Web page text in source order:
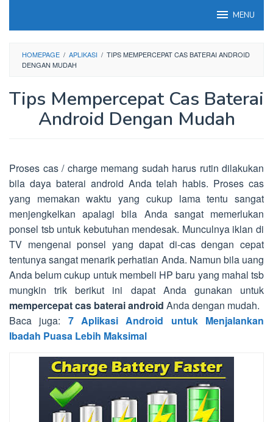
MENU
HOMEPAGE / APLIKASI / TIPS MEMPERCEPAT CAS BATERAI ANDROID
DENGAN MUDAH
Tips Mempercepat Cas Baterai
Android Dengan Mudah
Proses cas / charge memang sudah harus rutin dilakukan
bila daya baterai android Anda telah habis. Proses cas
yang memakan waktu yang cukup lama tentu sangat
menjengkelkan apalagi bila Anda sangat memerlukan
ponsel tsb untuk kebutuhan mendesak. Munculnya iklan di
TV mengenai ponsel yang dapat di-cas dengan cepat
tentunya sangat menarik perhatian Anda. Namun bila uang
Anda belum cukup untuk membeli HP baru yang mahal tsb
mungkin trik berikut ini dapat Anda gunakan untuk
mempercepat cas baterai android Anda dengan mudah.
Baca juga: 7 Aplikasi Android untuk Menjalankan
Ibadah Puasa Lebih Maksimal